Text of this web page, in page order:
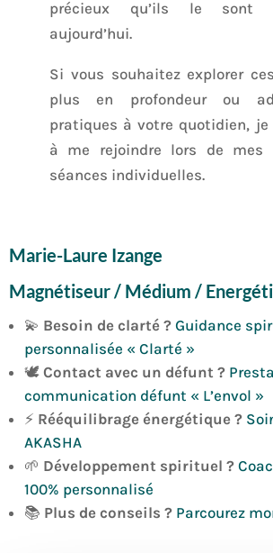
précieux qu’ils le sont
aujourd’hui.
Si vous souhaitez explorer
plus en profondeur ou
pratiques à votre quotidien,
à me rejoindre lors de mes
séances individuelles.
Marie-Laure Izange
Magnétiseur / Médium /
💫 Besoin de clarté ? Guidance
personnalisée « Clarté »
🕊️ Contact avec un défunt ?
communication défunt « L’envol »
⚡ Rééquilibrage énergétique ?
AKASHA
🌱 Développement spirituel ?
100% personnalisé
📚 Plus de conseils ? Parcourez